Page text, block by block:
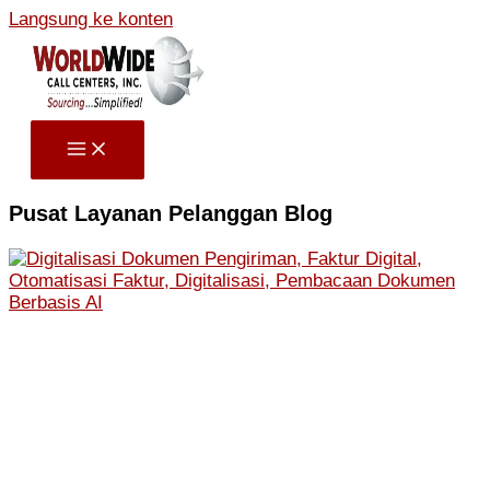
Langsung ke konten
Pusat Layanan Pelanggan Blog